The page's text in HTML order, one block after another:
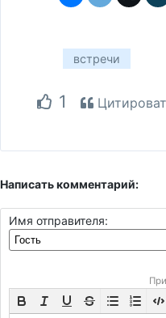
встречи
1
Написать комментарий:
Имя отправителя: